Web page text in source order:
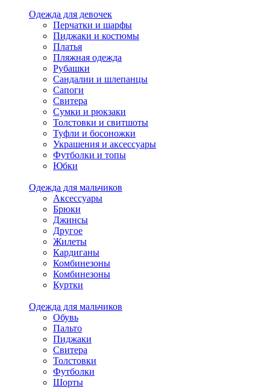
Одежда для девочек
Перчатки и шарфы
Пиджаки и костюмы
Платья
Пляжная одежда
Рубашки
Сандалии и шлепанцы
Сапоги
Свитера
Сумки и рюкзаки
Толстовки и свитшоты
Туфли и босоножки
Украшения и аксессуары
Футболки и топы
Юбки
Одежда для мальчиков
Аксессуары
Брюки
Джинсы
Другое
Жилеты
Кардиганы
Комбинезоны
Комбинезоны
Куртки
Одежда для мальчиков
Обувь
Пальто
Пиджаки
Свитера
Толстовки
Футболки
Шорты